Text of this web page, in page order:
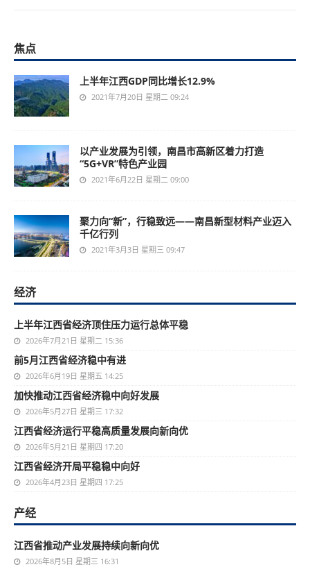
焦点
上半年江西GDP同比增长12.9%
2021年7月20日 星期二 09:24
以产业发展为引领，南昌市高新区着力打造
“5G+VR”特色产业园
2021年6月22日 星期二 09:00
聚力向“新”，行稳致远——南昌新型材料产业迈入
千亿行列
2021年3月3日 星期三 09:47
经济
上半年江西省经济顶住压力运行总体平稳
2026年7月21日 星期二 15:36
前5月江西省经济稳中有进
2026年6月19日 星期五 14:25
加快推动江西省经济稳中向好发展
2026年5月27日 星期三 17:32
江西省经济运行平稳高质量发展向新向优
2026年5月21日 星期四 17:20
江西省经济开局平稳稳中向好
2026年4月23日 星期四 17:25
产经
江西省推动产业发展持续向新向优
2026年8月5日 星期三 16:31